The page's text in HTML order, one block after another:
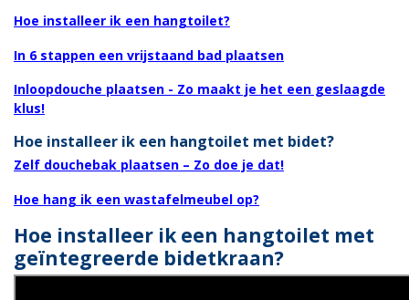
Hoe installeer ik een hangtoilet?
In 6 stappen een vrijstaand bad plaatsen
Inloopdouche plaatsen - Zo maakt je het een geslaagde
klus!
Hoe installeer ik een hangtoilet met bidet?
Zelf douchebak plaatsen – Zo doe je dat!
Hoe hang ik een wastafelmeubel op?
Hoe installeer ik een hangtoilet met
geïntegreerde bidetkraan?